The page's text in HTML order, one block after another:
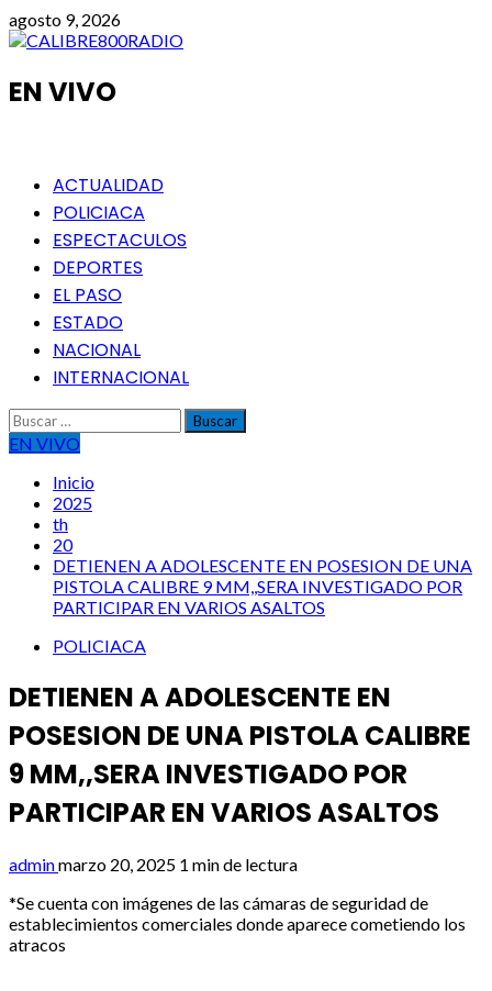
Saltar
al
agosto 9, 2026
EN VIVO
Menú
principal
ACTUALIDAD
POLICIACA
ESPECTACULOS
DEPORTES
EL PASO
ESTADO
NACIONAL
INTERNACIONAL
Buscar:
EN VIVO
Inicio
2025
th
20
DETIENEN A ADOLESCENTE EN POSESION DE UNA
PISTOLA CALIBRE 9 MM,,SERA INVESTIGADO POR
PARTICIPAR EN VARIOS ASALTOS
POLICIACA
DETIENEN A ADOLESCENTE EN
POSESION DE UNA PISTOLA CALIBRE
9 MM,,SERA INVESTIGADO POR
PARTICIPAR EN VARIOS ASALTOS
adminmarzo 20, 2025 1 min de lectura
*Se cuenta con imágenes de las cámaras de seguridad de
establecimientos comerciales donde aparece cometiendo los
atracos